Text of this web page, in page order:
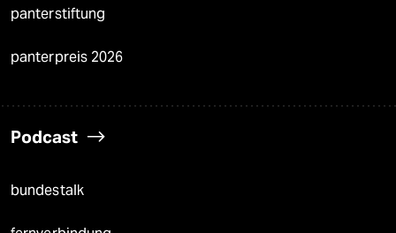
panterstiftung
panterpreis 2026
Podcast
bundestalk